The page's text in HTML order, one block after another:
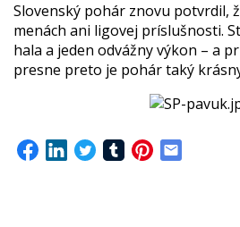
Slovenský pohár znovu potvrdil,
menách ani ligovej príslušnosti.
hala a jeden odvážny výkon – a
presne preto je pohár taký